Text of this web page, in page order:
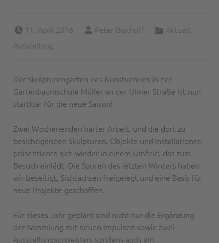
11. April 2016 Peter Bischoff Aktuell
Ausstellung
Der Skulpturengarten des Kunstvereins in der
Gartenbaumschule Müller an der Ulmer Straße ist nun
startklar für die neue Saison!
Zwei Wochenenden harter Arbeit, und die dort zu
besichtigenden Skulpturen, Objekte und Installationen
präsentieren sich wieder in einem Umfeld, das zum
Besuch einlädt. Die Spuren des letzten Winters haben
wir beseitigt, Sichtachsen freigelegt und eine Basis für
neue Projekte geschaffen.
Für dieses Jahr geplant sind nicht nur die Ergänzung
der Sammlung mit neuen Impulsen sowie zwei
Ausstellungsprojekten, sondern auch ein